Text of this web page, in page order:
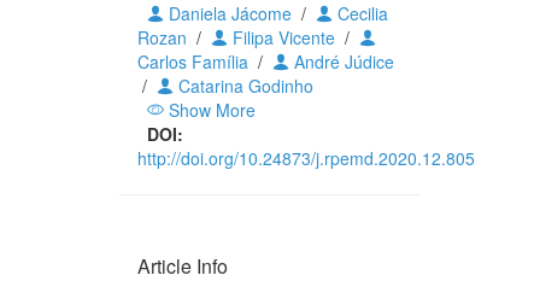
Daniela Jácome /
Cecilia
Rozan / Filipa Vicente /
Carlos Família /
André Júdice
/
Catarina Godinho
Show More
DOI:
http://doi.org/10.24873/j.rpemd.2020.12.805
Article Info